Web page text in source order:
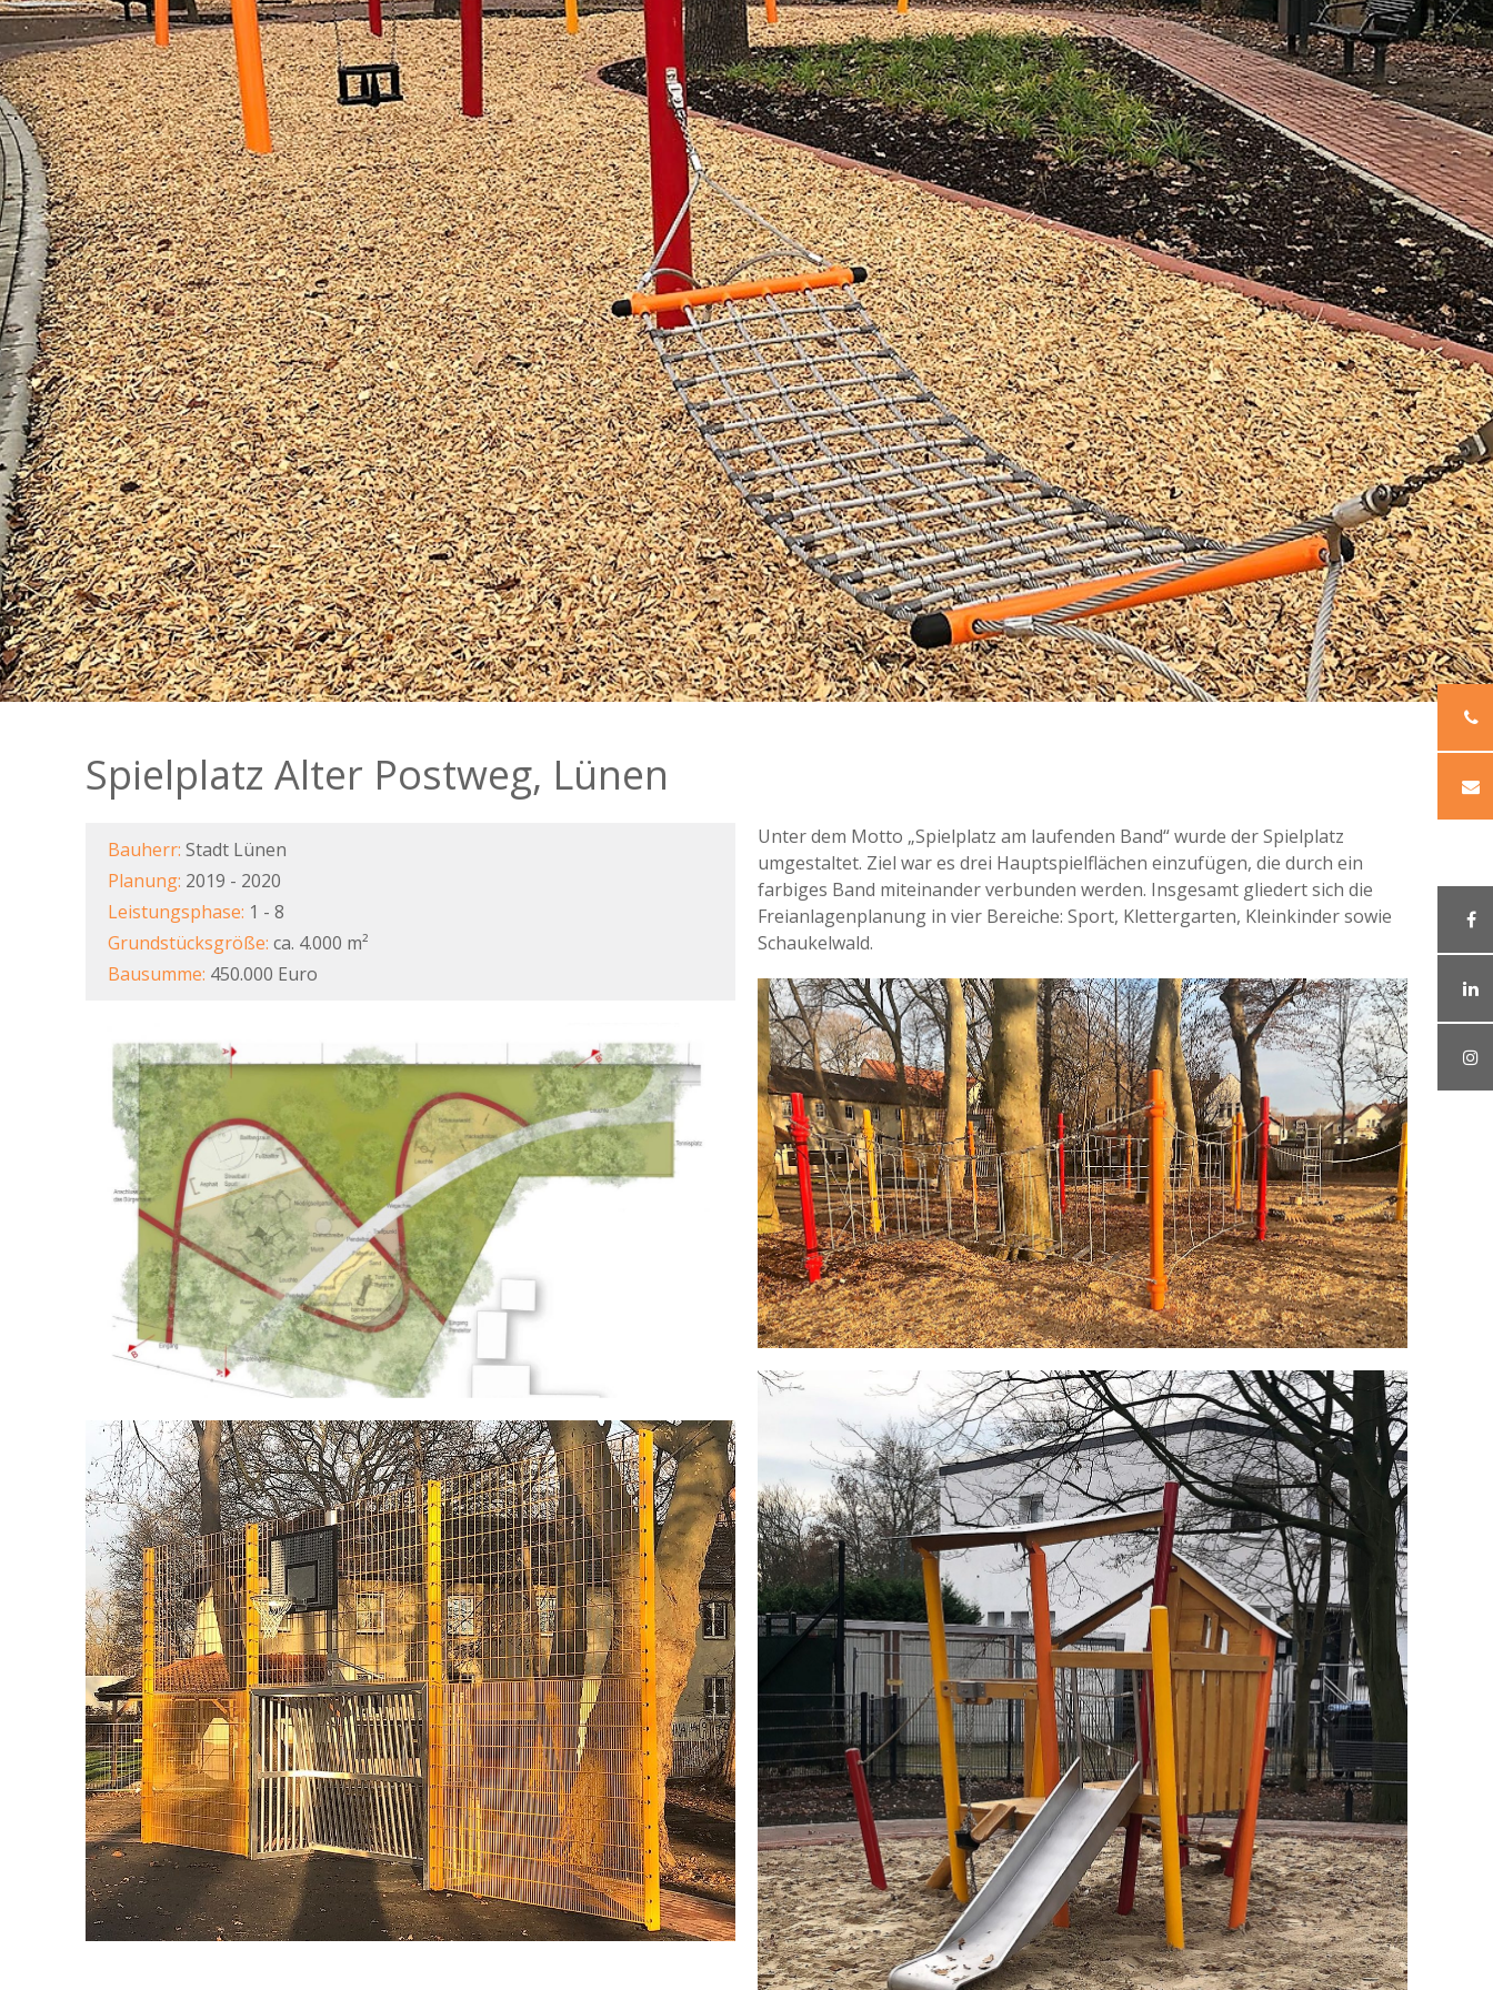
Spielplatz Alter Postweg, Lünen
Bauherr: Stadt Lünen
Planung: 2019 - 2020
Leistungsphase: 1 - 8
Grundstücksgröße: ca. 4.000 m²
Bausumme: 450.000 Euro
Unter dem Motto „Spielplatz am laufenden Band“ wurde der Spielplatz
umgestaltet. Ziel war es drei Hauptspielflächen einzufügen, die durch ein
farbiges Band miteinander verbunden werden. Insgesamt gliedert sich die
Freianlagenplanung in vier Bereiche: Sport, Klettergarten, Kleinkinder sowie
Schaukelwald.